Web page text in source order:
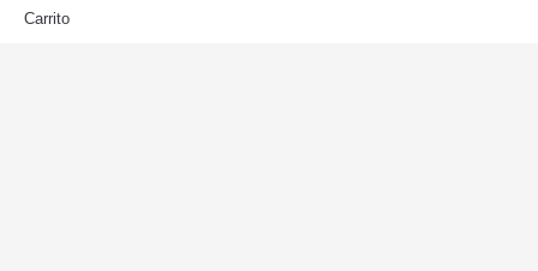
Carrito